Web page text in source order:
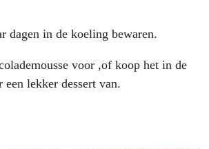
dagen in de koeling bewaren.
voor ,of koop het in de
lekker dessert van.